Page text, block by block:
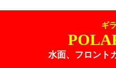
ギ
水面、フロント